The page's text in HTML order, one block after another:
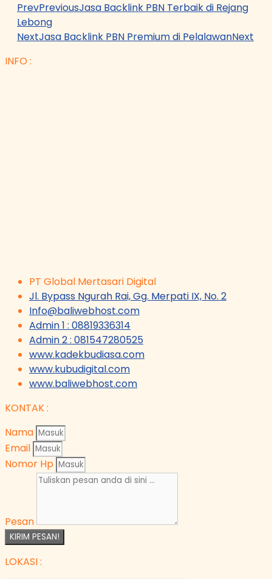
PrevPreviousJasa Backlink PBN Terbaik di Rejang
Lebong
NextJasa Backlink PBN Premium di PelalawanNext
INFO :
PT Global Mertasari Digital
Jl. Bypass Ngurah Rai, Gg. Merpati IX, No. 2
Info@baliwebhost.com
Admin 1 : 08819336314
Admin 2 : 081547280525
www.kadekbudiasa.com
www.kubudigital.com
www.baliwebhost.com
KONTAK :
Nama
Email
Nomor Hp
Pesan
KIRIM PESAN!
LOKASI :